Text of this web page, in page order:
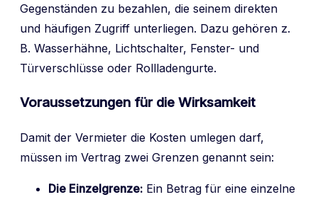
Gegenständen zu bezahlen, die seinem direkten
und häufigen Zugriff unterliegen. Dazu gehören z.
B. Wasserhähne, Lichtschalter, Fenster- und
Türverschlüsse oder Rollladengurte.
Voraussetzungen für die Wirksamkeit
Damit der Vermieter die Kosten umlegen darf,
müssen im Vertrag zwei Grenzen genannt sein:
Die Einzelgrenze: Ein Betrag für eine einzelne